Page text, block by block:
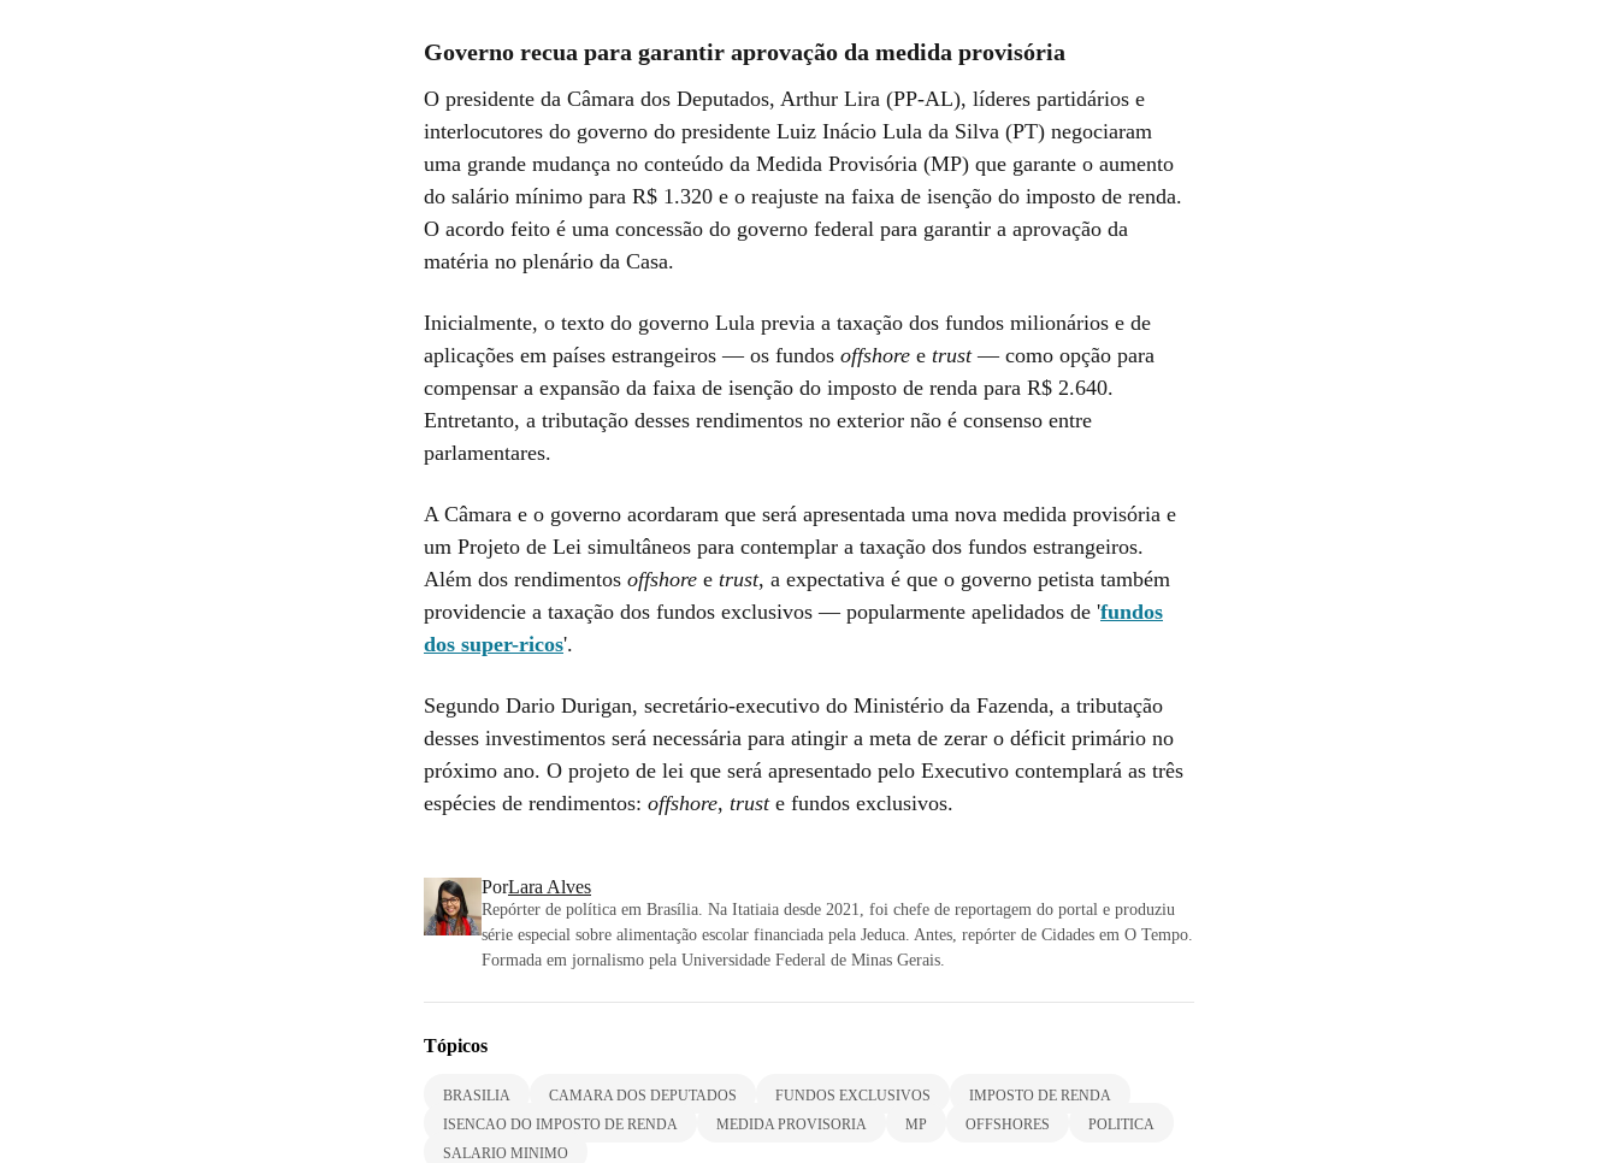
Governo recua para garantir aprovação da medida provisória
O presidente da Câmara dos Deputados, Arthur Lira (PP-AL), líderes partidários e
interlocutores do governo do presidente Luiz Inácio Lula da Silva (PT) negociaram
uma grande mudança no conteúdo da Medida Provisória (MP) que garante o aumento
do salário mínimo para R$ 1.320 e o reajuste na faixa de isenção do imposto de renda.
O acordo feito é uma concessão do governo federal para garantir a aprovação da
matéria no plenário da Casa.
Inicialmente, o texto do governo Lula previa a taxação dos fundos milionários e de
aplicações em países estrangeiros — os fundos offshore e trust— como opção para
compensar a expansão da faixa de isenção do imposto de renda para R$ 2.640.
Entretanto, a tributação desses rendimentos no exterior não é consenso entre
parlamentares.
A Câmara e o governo acordaram que será apresentada uma nova medida provisória e
um Projeto de Lei simultâneos para contemplar a taxação dos fundos estrangeiros.
Além dos rendimentos offshore e trust, a expectativa é que o governo petista também
providencie a taxação dos fundos exclusivos — popularmente apelidados de 'fundos
dos super-ricos'.
Segundo Dario Durigan, secretário-executivo do Ministério da Fazenda, a tributação
desses investimentos será necessária para atingir a meta de zerar o déficit primário no
próximo ano. O projeto de lei que será apresentado pelo Executivo contemplará as três
espécies de rendimentos: offshore, truste fundos exclusivos.
PorLara Alves
Repórter de política em Brasília. Na Itatiaia desde 2021, foi chefe de reportagem do portal e produziu
série especial sobre alimentação escolar financiada pela Jeduca. Antes, repórter de Cidades em O Tempo.
Formada em jornalismo pela Universidade Federal de Minas Gerais.
Tópicos
BRASILIA CAMARA DOS DEPUTADOS FUNDOS EXCLUSIVOS
IMPOSTO DE RENDA
ISENCAO DO IMPOSTO DE RENDA
MEDIDA PROVISORIA MP OFFSHORES
POLITICA
SALARIO MINIMO